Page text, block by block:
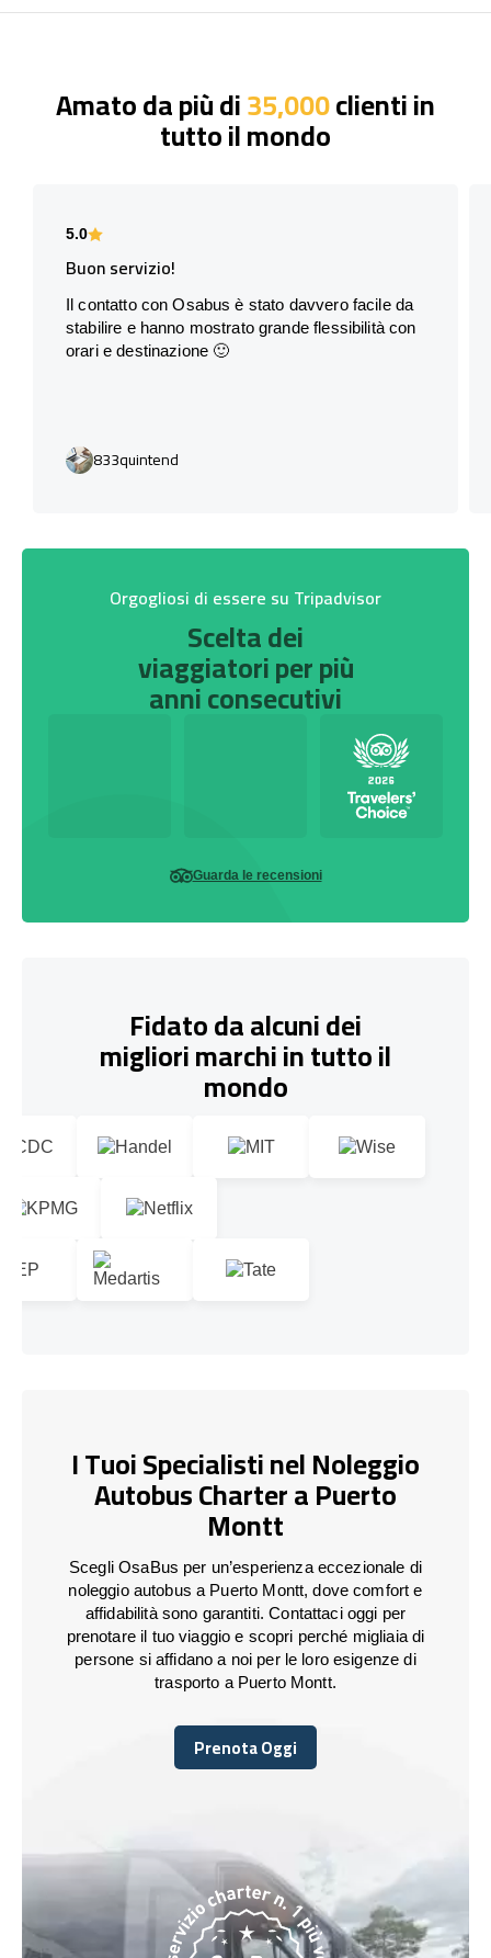
Amato da più di35,000clienti in
tutto il mondo
5.0
Buon servizio!
Il contatto con Osabus è stato davvero facile da
stabilire e hanno mostrato grande flessibilità con
orari e destinazione 🙂
833quintend
Orgogliosi di essere su Tripadvisor
Scelta dei
viaggiatori per più
anni consecutivi
Guarda le recensioni
Fidato da alcuni dei
migliori marchi in tutto il
mondo
I Tuoi Specialisti nel Noleggio
Autobus Charter a Puerto
Montt
Scegli OsaBus per un’esperienza eccezionale di
noleggio autobus a Puerto Montt, dove comfort e
affidabilità sono garantiti. Contattaci oggi per
prenotare il tuo viaggio e scopri perché migliaia di
persone si affidano a noi per le loro esigenze di
trasporto a Puerto Montt.
Prenota Oggi
Prenota Oggi